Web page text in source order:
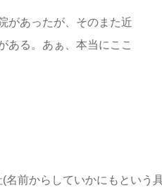
があったが、そのまた近
ある。あぁ、本当にここ
名前からしていかにもという